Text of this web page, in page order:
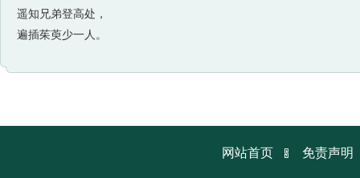
遥知兄弟登高处，
遍插茱萸少一人。
网站首页  免责声明